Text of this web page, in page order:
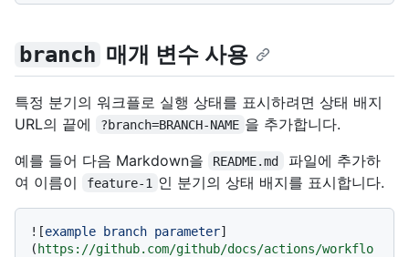
branch 매개 변수 사용
특정 분기의 워크플로 실행 상태를 표시하려면 상태 배지
URL의 끝에
?branch=BRANCH-NAME 을 추가합니다.
예를 들어 다음 Markdown을
README.md
파일에 추가하
여 이름이
feature-1 인 분기의 상태 배지를 표시합니다.
![example branch parameter]
(https://github.com/github/docs/actions/workflo